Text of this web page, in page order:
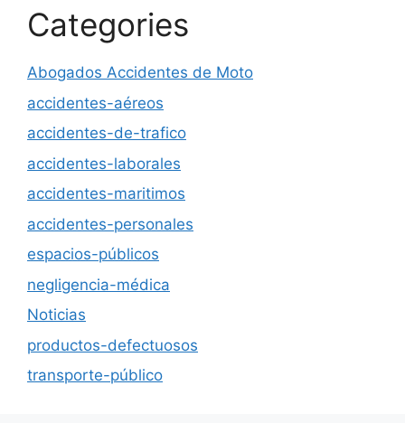
Categories
Abogados Accidentes de Moto
accidentes-aéreos
accidentes-de-trafico
accidentes-laborales
accidentes-maritimos
accidentes-personales
espacios-públicos
negligencia-médica
Noticias
productos-defectuosos
transporte-público